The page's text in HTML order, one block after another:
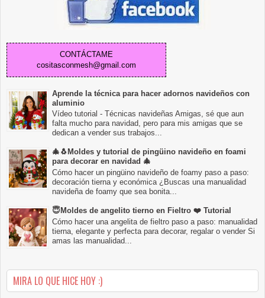
CONTÁCTAME
cositasconmesh@gmail.com
Aprende la técnica para hacer adornos navideños con
aluminio
Vídeo tutorial - Técnicas navideñas Amigas, sé que aun
falta mucho para navidad, pero para mis amigas que se
dedican a vender sus trabajos...
🎄🐧Moldes y tutorial de pingüino navideño en foami
para decorar en navidad 🎄
Cómo hacer un pingüino navideño de foamy paso a paso:
decoración tierna y económica ¿Buscas una manualidad
navideña de foamy que sea bonita...
😇Moldes de angelito tierno en Fieltro ❤️ Tutorial
Cómo hacer una angelita de fieltro paso a paso: manualidad
tierna, elegante y perfecta para decorar, regalar o vender Si
amas las manualidad...
MIRA LO QUE HICE HOY :)